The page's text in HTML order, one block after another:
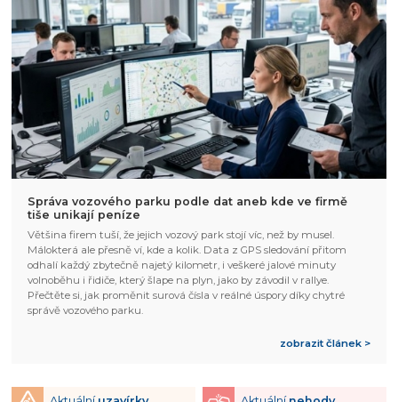
Správa vozového parku podle dat aneb kde ve firmě
tiše unikají peníze
Většina firem tuší, že jejich vozový park stojí víc, než by musel.
Málokterá ale přesně ví, kde a kolik. Data z GPS sledování přitom
odhalí každý zbytečně najetý kilometr, i veškeré jalové minuty
volnoběhu i řidiče, který šlape na plyn, jako by závodil v rallye.
Přečtěte si, jak proměnit surová čísla v reálné úspory díky chytré
správě vozového parku.
zobrazit článek >